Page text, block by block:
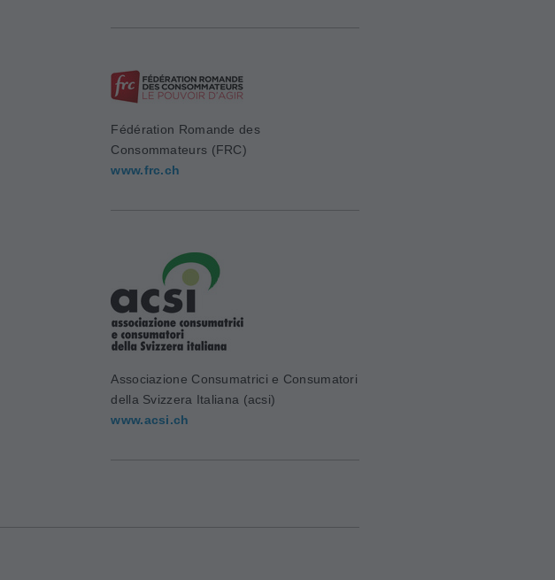
Fédération Romande des
Consommateurs (FRC)
www.frc.ch
Associazione Consumatrici e Consumatori
della Svizzera Italiana (acsi)
www.acsi.ch